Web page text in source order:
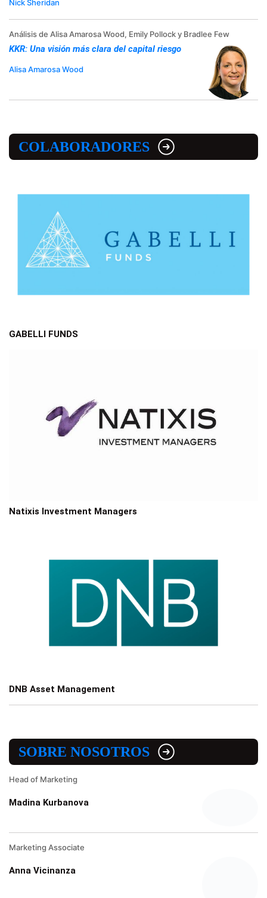
Nick Sheridan
Análisis de Alisa Amarosa Wood, Emily Pollock y Bradlee Few
KKR: Una visión más clara del capital riesgo
Alisa Amarosa Wood
COLABORADORES
GABELLI FUNDS
Natixis Investment Managers
DNB Asset Management
SOBRE NOSOTROS
Head of Marketing
Madina Kurbanova
Marketing Associate
Anna Vicinanza